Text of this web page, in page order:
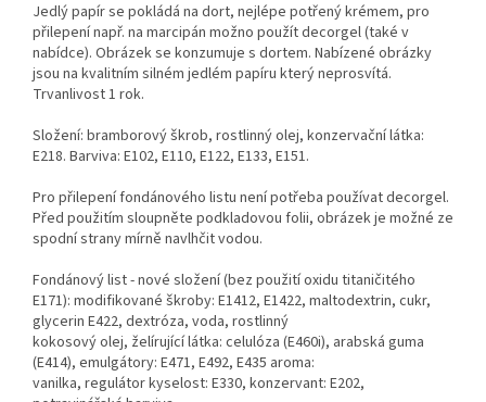
Jedlý papír se pokládá na dort, nejlépe potřený krémem, pro
přilepení např. na marcipán možno použít decorgel (také v
nabídce). Obrázek se konzumuje s dortem. Nabízené obrázky
jsou na kvalitním silném jedlém papíru který neprosvítá.
Trvanlivost 1 rok.
Složení: bramborový škrob, rostlinný olej, konzervační látka:
E218. Barviva: E102, E110, E122, E133, E151.
Pro přilepení fondánového listu není potřeba používat decorgel.
Před použitím sloupněte podkladovou folii, obrázek je možné ze
spodní strany mírně navlhčit vodou.
Fondánový list - nové složení (bez použití oxidu titaničitého
E171): modifikované škroby: E1412, E1422, maltodextrin, cukr,
glycerin E422, dextróza, voda, rostlinný
kokosový olej, želírující látka: celulóza (E460i), arabská guma
(E414), emulgátory: E471, E492, E435 aroma:
vanilka, regulátor kyselost: E330, konzervant: E202,